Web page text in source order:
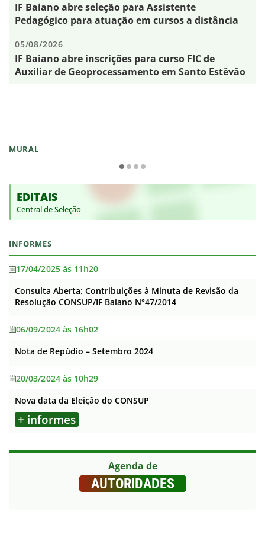
MURAL
EDITAIS
Central de Seleção
INFORMES
17/04/2025 às 11h20
Consulta Aberta: Contribuições à Minuta de Revisão da
Resolução CONSUP/IF Baiano N°47/2014
06/09/2024 às 16h02
Nota de Repúdio – Setembro 2024
20/03/2024 às 10h29
Nova data da Eleição do CONSUP
+ informes
Agenda de
AUTORIDADES
IF Baiano abre seleção para Assistente
Pedagógico para atuação em cursos a distância
05/08/2026
IF Baiano abre inscrições para curso FIC de
Auxiliar de Geoprocessamento em Santo Estêvão